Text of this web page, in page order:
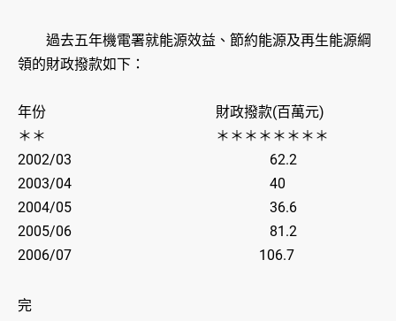
過去五年機電署就能源效益、節約能源及再生能源綱
領的財政撥款如下：
年份 財政撥款(百萬元)
＊＊ ＊＊＊＊＊＊＊＊
2002/03 62.2
2003/04 40
2004/05 36.6
2005/06 81.2
2006/07 106.7
完